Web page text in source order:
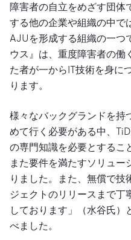
障害者の自立をめざす団体
する他の企業や組織の中で
AJUを形成する組織の一つ
ウス』は、重度障害者の働
た者が一からIT技術を身に
ります。
様々なバックグランドを持
めて行く必要がある中、
の専門知識を必要とするこ
また要件を満たすソリュ
りました。また、無償で技
ジェクトのリリースまで丁
しております」（水谷氏）
べました。